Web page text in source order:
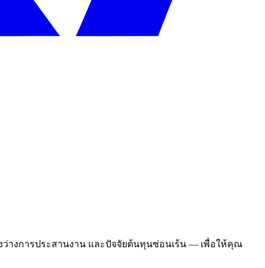
ว่างการประสานงาน และปัจจัยต้นทุนซ่อนเร้น — เพื่อให้คุณ